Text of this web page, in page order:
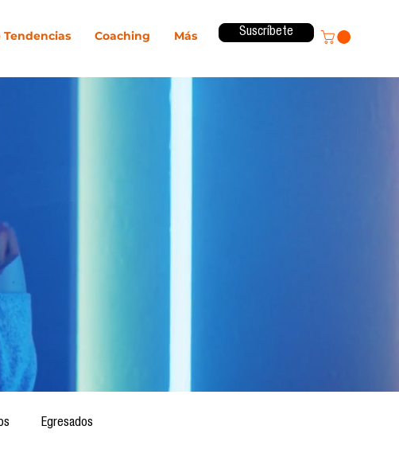
Tendencias Coaching Más Suscríbete
Egresados